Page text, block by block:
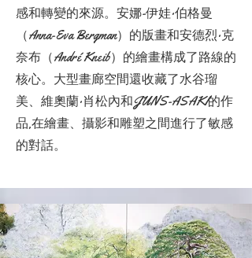
感和轉變的來源。安娜-伊娃·伯格曼
（Anna-Eva Bergman）的版畫和安德烈·克
奈布（André Kneib）的繪畫構成了路線的
核心。大型畫廊空間還收藏了水谷瑠
美、維奧蘭·肖松內和JUNS-ASAKI的作
品,在繪畫、攝影和雕塑之間進行了敏感
的對話。